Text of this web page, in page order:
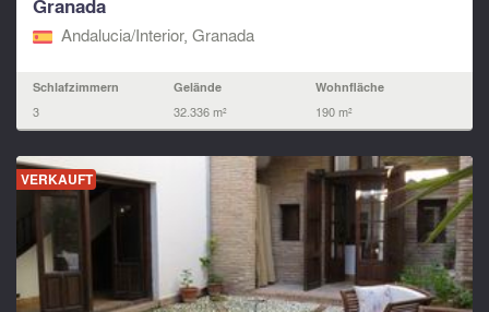
Granada
Andalucia/Interior, Granada
Schlafzimmern
3
Gelände
32.336 m²
Wohnfläche
190 m²
VERKAUFT